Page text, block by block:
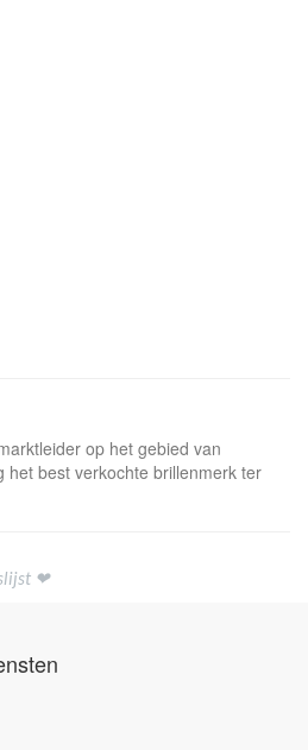
op het gebied van
het best verkochte brillenmerk ter
❤